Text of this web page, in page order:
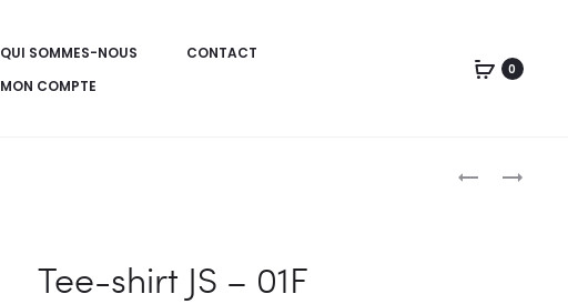
QUI SOMMES-NOUS
CONTACT
MON COMPTE
0
TEE-
TEE-
Tee-shirt JS – 01F